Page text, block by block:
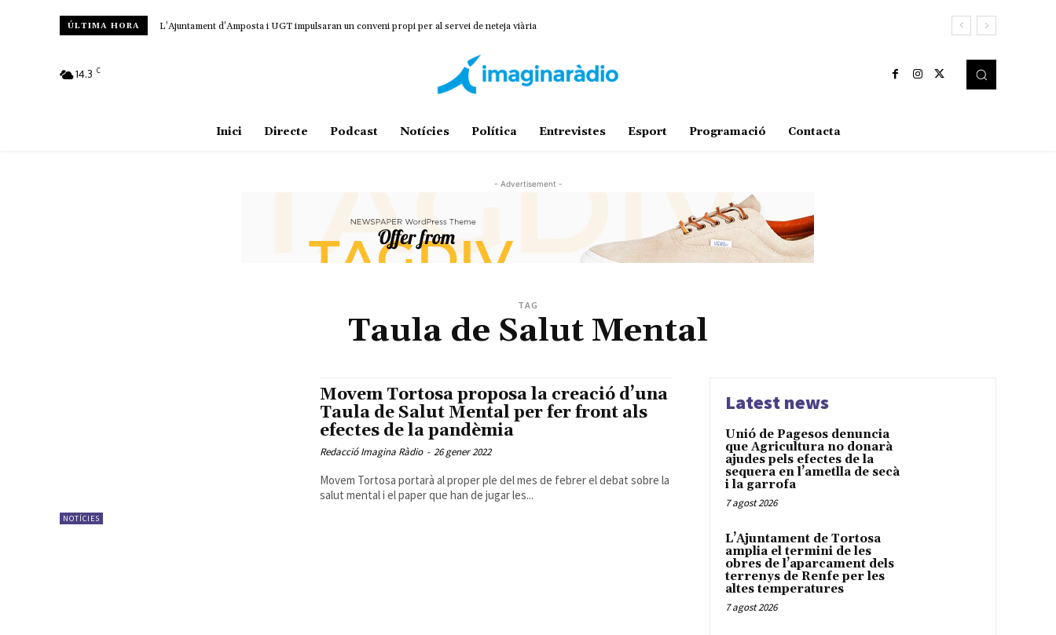
ÚLTIMA HORA L’Ajuntament d’Amposta i UGT impulsaran un conveni propi per al servei de neteja viària
14.3 C
Inici Directe Podcast Notícies Política Entrevistes Esport Programació Contacta
- Advertisement -
TAG
Taula de Salut Mental
NOTÍCIES
Movem Tortosa proposa la creació d’una
Taula de Salut Mental per fer front als
efectes de la pandèmia
Redacció Imagina Ràdio - 26 gener 2022
Movem Tortosa portarà al proper ple del mes de febrer el debat sobre la
salut mental i el paper que han de jugar les...
Latest news
Unió de Pagesos denuncia
que Agricultura no donarà
ajudes pels efectes de la
sequera en l’ametlla de secà
i la garrofa
7 agost 2026
L’Ajuntament de Tortosa
amplia el termini de les
obres de l’aparcament dels
terrenys de Renfe per les
altes temperatures
7 agost 2026